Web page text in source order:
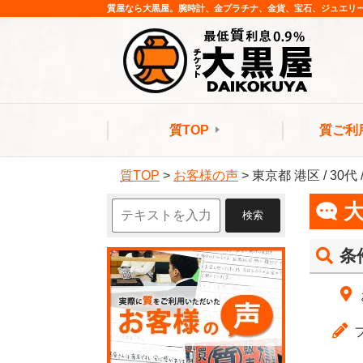
質屋なら大黒屋。腕時計、金プラチナ、金貨、宝石、ジュエ
質TOP 質ご利
質TOP > お客様の声 > 東京都 港区 / 30代
条